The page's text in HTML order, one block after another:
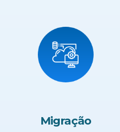
Migração